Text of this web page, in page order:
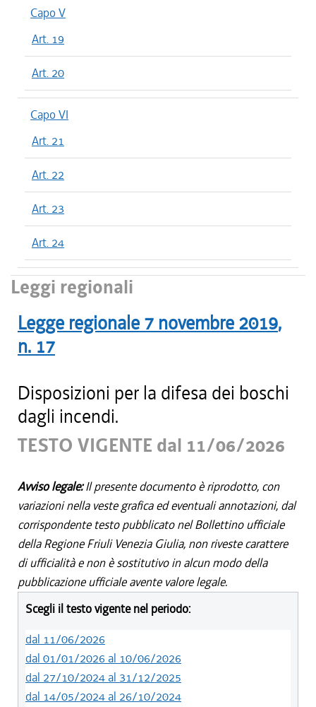
Capo V
Art. 19
Art. 20
Capo VI
Art. 21
Art. 22
Art. 23
Art. 24
Leggi regionali
Legge regionale 7 novembre 2019,
n. 17
Disposizioni per la difesa dei boschi
dagli incendi.
TESTO VIGENTE dal 11/06/2026
Avviso legale:Il presente documento è riprodotto, con
variazioni nella veste grafica ed eventuali annotazioni, dal
corrispondente testo pubblicato nel Bollettino ufficiale
della Regione Friuli Venezia Giulia, non riveste carattere
di ufficialità e non è sostitutivo in alcun modo della
pubblicazione ufficiale avente valore legale.
Scegli il testo vigente nel periodo:
dal 11/06/2026
dal 01/01/2026 al 10/06/2026
dal 27/10/2024 al 31/12/2025
dal 14/05/2024 al 26/10/2024